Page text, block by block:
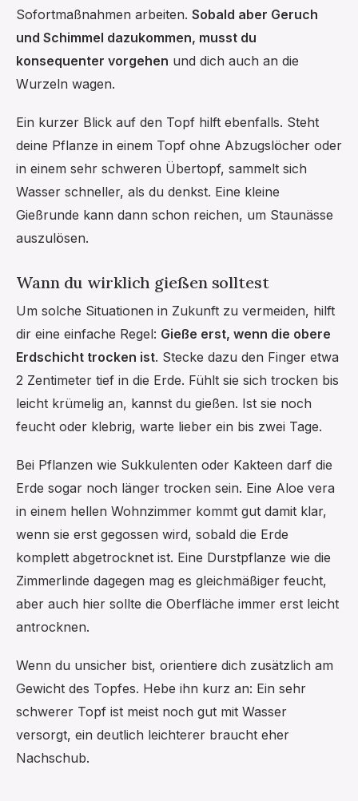
Sofortmaßnahmen arbeiten. Sobald aber Geruch
und Schimmel dazukommen, musst du
konsequenter vorgehen und dich auch an die
Wurzeln wagen.
Ein kurzer Blick auf den Topf hilft ebenfalls. Steht
deine Pflanze in einem Topf ohne Abzugslöcher oder
in einem sehr schweren Übertopf, sammelt sich
Wasser schneller, als du denkst. Eine kleine
Gießrunde kann dann schon reichen, um Staunässe
auszulösen.
Wann du wirklich gießen solltest
Um solche Situationen in Zukunft zu vermeiden, hilft
dir eine einfache Regel: Gieße erst, wenn die obere
Erdschicht trocken ist. Stecke dazu den Finger etwa
2 Zentimeter tief in die Erde. Fühlt sie sich trocken bis
leicht krümelig an, kannst du gießen. Ist sie noch
feucht oder klebrig, warte lieber ein bis zwei Tage.
Bei Pflanzen wie Sukkulenten oder Kakteen darf die
Erde sogar noch länger trocken sein. Eine Aloe vera
in einem hellen Wohnzimmer kommt gut damit klar,
wenn sie erst gegossen wird, sobald die Erde
komplett abgetrocknet ist. Eine Durstpflanze wie die
Zimmerlinde dagegen mag es gleichmäßiger feucht,
aber auch hier sollte die Oberfläche immer erst leicht
antrocknen.
Wenn du unsicher bist, orientiere dich zusätzlich am
Gewicht des Topfes. Hebe ihn kurz an: Ein sehr
schwerer Topf ist meist noch gut mit Wasser
versorgt, ein deutlich leichterer braucht eher
Nachschub.